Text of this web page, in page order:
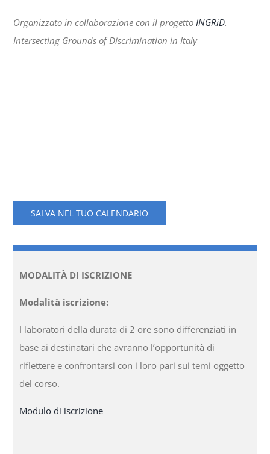
Organizzato in collaborazione con il progetto INGRiD.
Intersecting Grounds of Discrimination in Italy
SALVA NEL TUO CALENDARIO
MODALITÀ DI ISCRIZIONE
Modalità iscrizione:
I laboratori della durata di 2 ore sono differenziati in
base ai destinatari che avranno l’opportunità di
riflettere e confrontarsi con i loro pari sui temi oggetto
del corso.
Modulo di iscrizione